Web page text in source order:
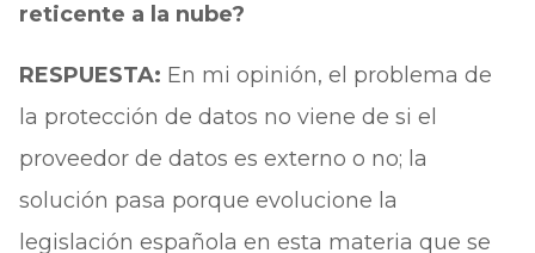
reticente a la nube?
RESPUESTA: En mi opinión, el problema de
la protección de datos no viene de si el
proveedor de datos es externo o no; la
solución pasa porque evolucione la
legislación española en esta materia que se